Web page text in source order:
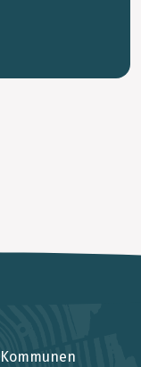
Kommunen